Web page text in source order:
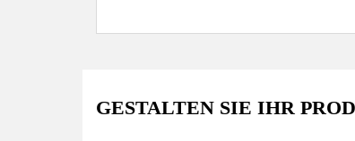
GESTALTEN SIE IHR